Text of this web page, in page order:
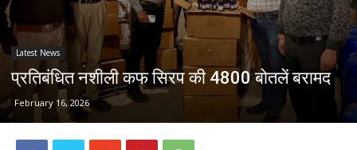
Latest News
प्रतिबंधित नशीली कफ सिरप की 4800 बोतलें बरामद
February 16, 2026